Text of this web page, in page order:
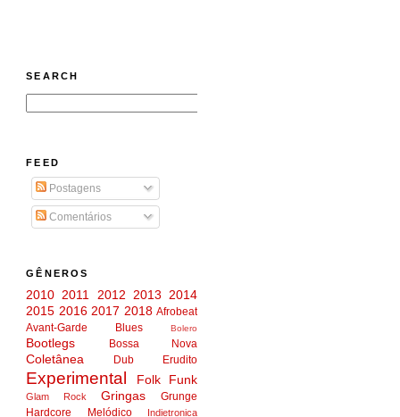
SEARCH
FEED
Postagens
Comentários
GÊNEROS
2010 2011 2012 2013 2014
2015 2016 2017 2018 Afrobeat
Avant-Garde
Blues Bolero
Bootlegs Bossa Nova
Coletânea Dub Erudito
Experimental Folk Funk
Glam Rock Gringas
Grunge
Hardcore Melódico
Indietronica